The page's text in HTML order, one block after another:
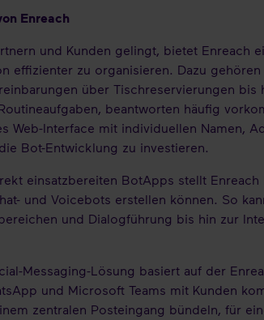
Enreach
und Kunden gelingt, bietet Enreach
effizienter zu organisieren. Dazu
über Tischreservierungen
beantworten häufig
Web-Interface mit individuellen Namen,
Bot-Entwicklung zu investieren.
einsatzbereiten BotApps stellt
und Voicebots erstellen können. So
und Dialogführung bis hin zur
Messaging-Lösung basiert auf der
und Microsoft Teams mit Kunden
zentralen Posteingang bündeln, für